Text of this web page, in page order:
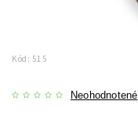
Kód: 515
Neohodnotené